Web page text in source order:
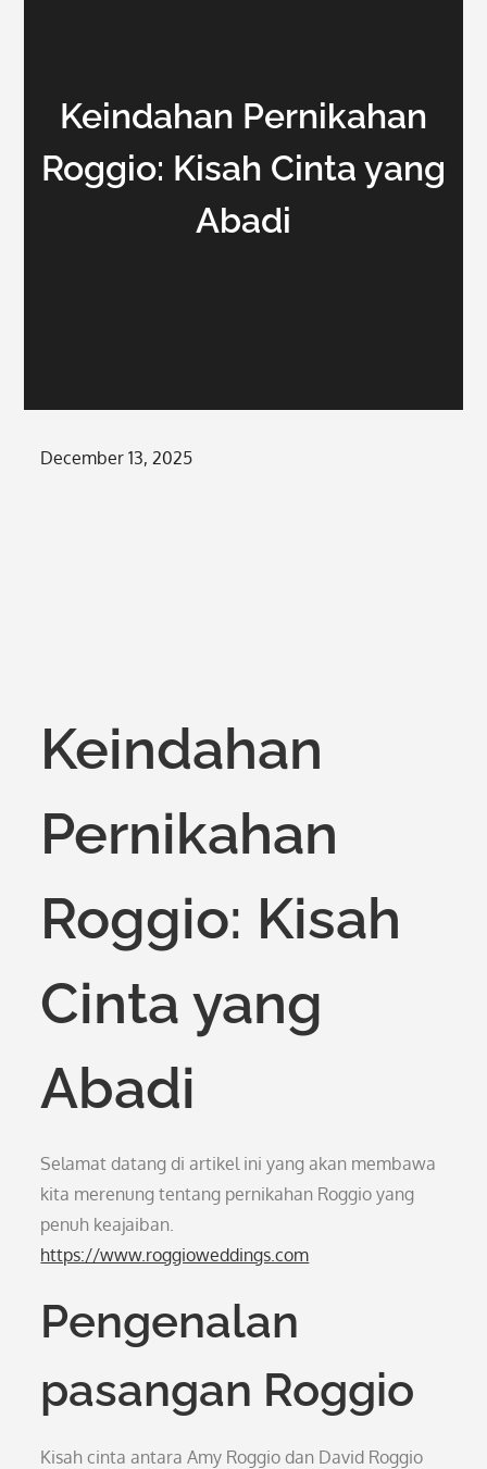
Keindahan Pernikahan
Roggio: Kisah Cinta yang
Abadi
Posted
December 13, 2025
Keindahan
Pernikahan
Roggio: Kisah
Cinta yang
Abadi
Selamat datang di artikel ini yang akan membawa
kita merenung tentang pernikahan Roggio yang
penuh keajaiban.
https://www.roggioweddings.com
Pengenalan
pasangan Roggio
Kisah cinta antara Amy Roggio dan David Roggio